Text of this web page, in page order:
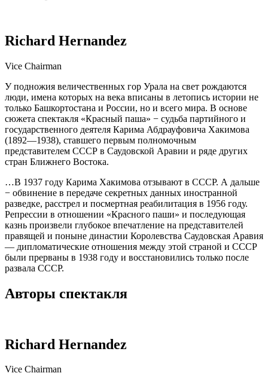
Richard Hernandez
Vice Chairman
У подножия величественных гор Урала на свет рождаются
люди, имена которых на века вписаны в летопись истории не
только Башкортостана и России, но и всего мира. В основе
сюжета спектакля «Красный паша» − судьба партийного и
государственного деятеля Карима Абдрауфовича Хакимова
(1892—1938), ставшего первым полномочным
представителем СССР в Саудовской Аравии и ряде других
стран Ближнего Востока.
…В 1937 году Карима Хакимова отзывают в СССР. А дальше
− обвинение в передаче секретных данных иностранной
разведке, расстрел и посмертная реабилитация в 1956 году.
Репрессии в отношении «Красного паши» и последующая
казнь произвели глубокое впечатление на представителей
правящей и поныне династии Королевства Саудовская Аравия
— дипломатические отношения между этой страной и СССР
были прерваны в 1938 году и восстановились только после
развала СССР.
Авторы спектакля
Richard Hernandez
Vice Chairman